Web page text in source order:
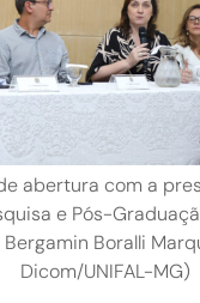
abertura com a
e Pós-
Boralli
Dicom/UNIFAL-MG)